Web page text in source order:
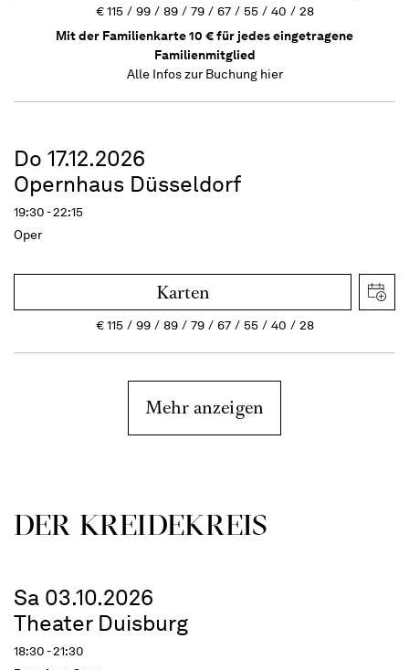
€115 99 89 79 67 55 40
28
Mit der Familienkarte 10 € für jedes eingetragene
Familienmitglied
Alle Infos zur Buchung hier
Do 17.12.2026
Opernhaus Düsseldorf
19:30 - 22:15
Oper
Karten
€115 99 89 79 67 55 40 28
Mehr anzeigen
DER KREIDE­KREIS
Sa 03.10.2026
Theater Duisburg
18:30 - 21:30